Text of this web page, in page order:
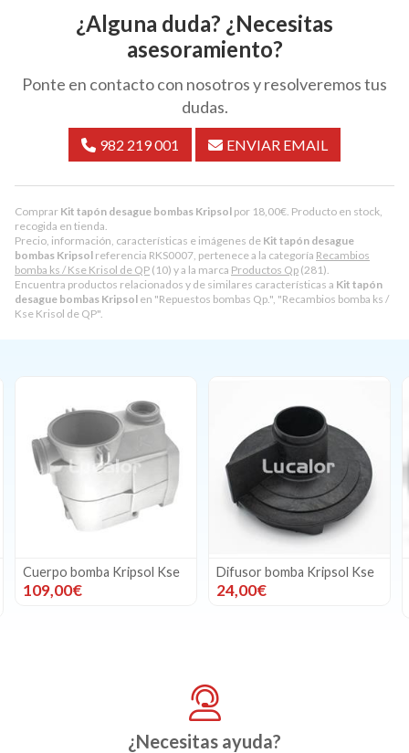
Comprar Kit tapón desague bombas Kripsol por 18,00€ . Producto en stock,
recogida en tienda.
Precio, información, características e imágenes de Kit tapón desague
bombas Kripsol referencia RKS0007, pertenece a la categoría Recambios
bomba ks / Kse Krisol de QP (10) y a la marca Productos Qp (281).
Encuentra productos relacionados y de similares características a Kit tapón
desague bombas Kripsol en "Repuestos bombas Qp.", "Recambios bomba ks /
Kse Krisol de QP".
¿Alguna duda? ¿Necesitas
asesoramiento?
Ponte en contacto con nosotros y resolveremos tus
dudas.
982 219 001 ENVIAR EMAIL
Difusor bomba Kripsol Kse
24,00€
Juego completo de juntas
bomba Kripsol KSE de Qp
21,54€
¿Necesitas ayuda?